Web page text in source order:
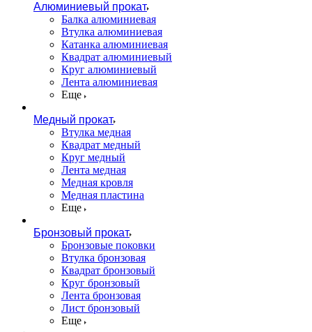
Алюминиевый прокат
Балка алюминиевая
Втулка алюминиевая
Катанка алюминиевая
Квадрат алюминиевый
Круг алюминиевый
Лента алюминиевая
Еще
Медный прокат
Втулка медная
Квадрат медный
Круг медный
Лента медная
Медная кровля
Медная пластина
Еще
Бронзовый прокат
Бронзовые поковки
Втулка бронзовая
Квадрат бронзовый
Круг бронзовый
Лента бронзовая
Лист бронзовый
Еще